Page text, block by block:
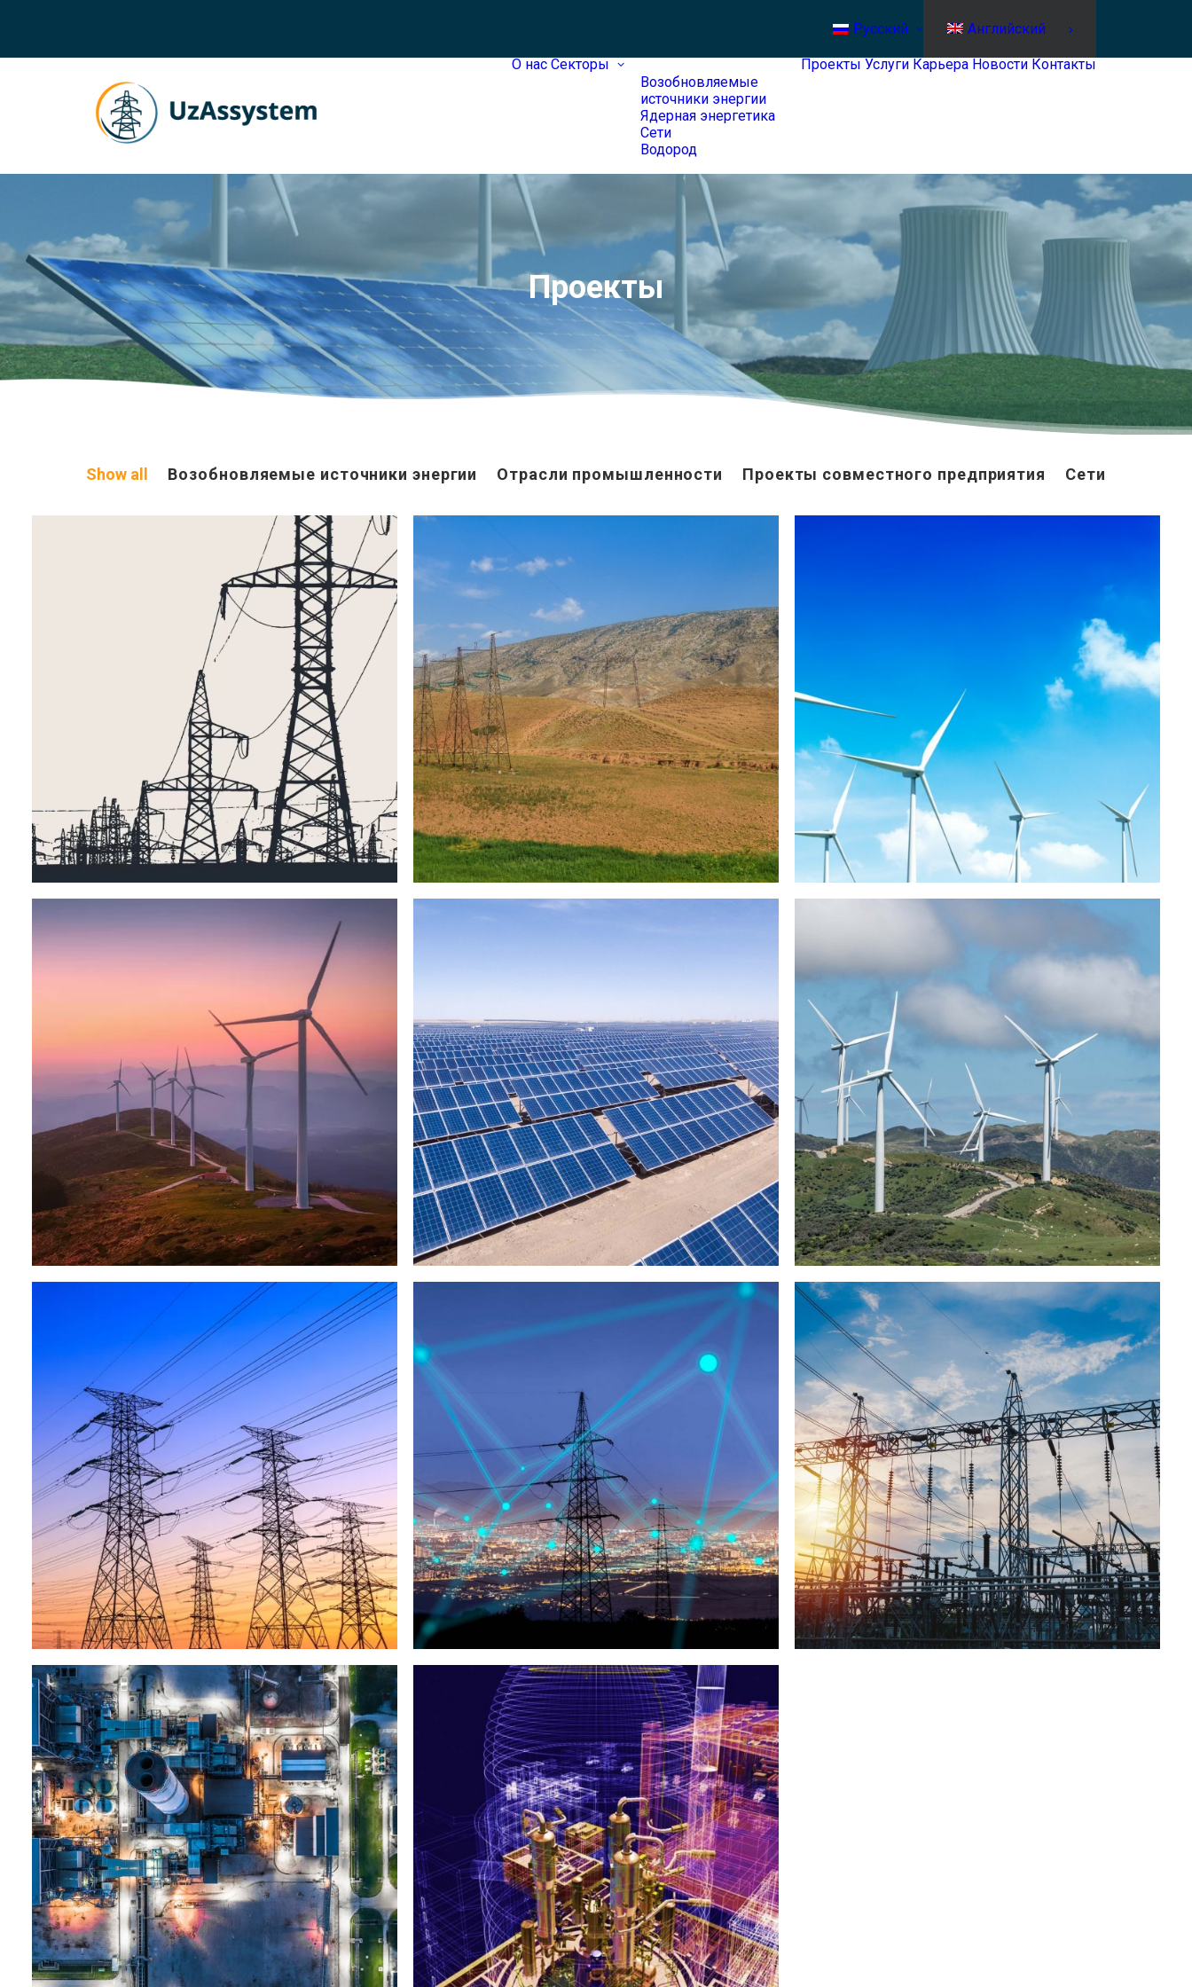
Русский Английский
О нас Секторы
Возобновляемые
источники энергии
Ядерная энергетика
Сети
Водород
Проекты Услуги Карьера Новости Контакты
Проекты
Show all Возобновляемые источники энергии Отрасли промышленности Проекты совместного предприятия Сети
Grids
(JV project)
возобновляемые источники
энергии
возобновляемые источники
энергии
(JV project)
возобновляемые источники
энергии
(Проекты совместного)
возобновляемые источники
энергии
(Проекты совместного)
Сетки
(JV project)
Сетки
(JV project)
Сетки
(Проект совместного предприятия)
Отрасли промышленности
(Проекты совместного) Отрасли промышленности
(Проекты совместного)